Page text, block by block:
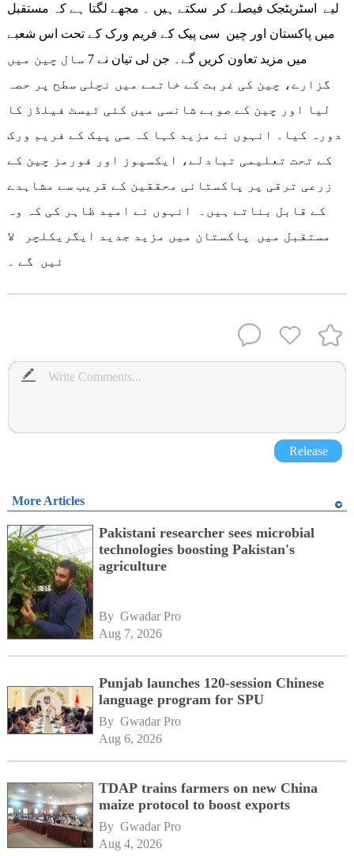
لیے اسٹریٹجک فیصلے کر سکتے ہیں ۔ مجھے لگتا ہے کہ مستقبل
میں پاکستان اور چین سی پیک کے فریم ورک کے تحت اس شعبے
میں مزید تعاون کریں گے۔ جن لی تیان نے 7 سال چین میں
گزارے، چین کی غربت کے خاتمے میں نچلی سطح پر حصہ
لیا اور چین کے صوبے شانسی میں کئی ٹیسٹ فیلڈز کا
دورہ کیا۔ انہوں نے مزید کہا کہ سی پیک کے فریم ورک
کے تحت تعلیمی تبادلے، ایکسپوز اور فورمز چین کے
زرعی ترقی پر پاکستانی محققین کے قریب سے مشاہدے
کے قابل بناتے ہیں۔ انہوں نے امید ظاہر کی کہ وہ
مستقبل میں پاکستان میں مزید جدید ایگریکلچر لا
ئیں گے ۔
Release
More Articles
Pakistani researcher sees microbial
technologies boosting Pakistan's
agriculture
By Gwadar Pro
Aug 7, 2026
Punjab launches 120-session Chinese
language program for SPU
By Gwadar Pro
Aug 6, 2026
TDAP trains farmers on new China
maize protocol to boost exports
By Gwadar Pro
Aug 4, 2026